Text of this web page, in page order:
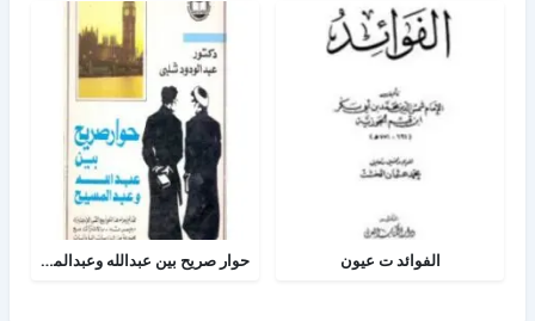
الفوائد ت عيون حوار صريح بين عبدالله وعبدالمسيح